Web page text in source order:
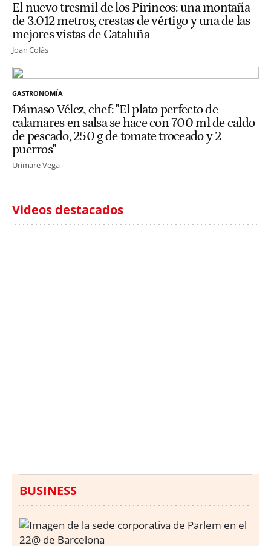
El nuevo tresmil de los Pirineos: una montaña
de 3.012 metros, crestas de vértigo y una de las
mejores vistas de Cataluña
Joan Colás
GASTRONOMÍA
Dámaso Vélez, chef: "El plato perfecto de
calamares en salsa se hace con 700 ml de caldo
de pescado, 250 g de tomate troceado y 2
puerros"
Urimare Vega
Videos destacados
BUSINESS